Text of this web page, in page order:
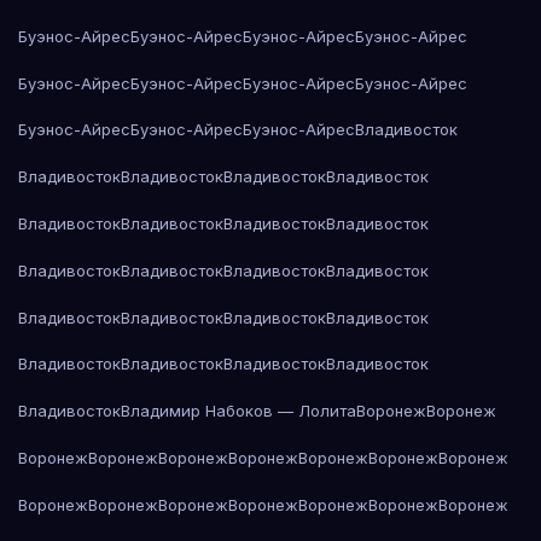
Буэнос-АйресБуэнос-АйресБуэнос-АйресБуэнос-Айрес
Буэнос-АйресБуэнос-АйресБуэнос-АйресБуэнос-Айрес
Буэнос-АйресБуэнос-АйресБуэнос-АйресВладивосток
ВладивостокВладивостокВладивостокВладивосток
ВладивостокВладивостокВладивостокВладивосток
ВладивостокВладивостокВладивостокВладивосток
ВладивостокВладивостокВладивостокВладивосток
ВладивостокВладивостокВладивостокВладивосток
ВладивостокВладимир Набоков — ЛолитаВоронежВоронеж
ВоронежВоронежВоронежВоронежВоронежВоронежВоронеж
ВоронежВоронежВоронежВоронежВоронежВоронежВоронеж